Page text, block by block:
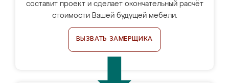
составит проект и сделает окончательный расчёт
стоимости Вашей будущей мебели.
ВЫЗВАТЬ ЗАМЕРЩИКА